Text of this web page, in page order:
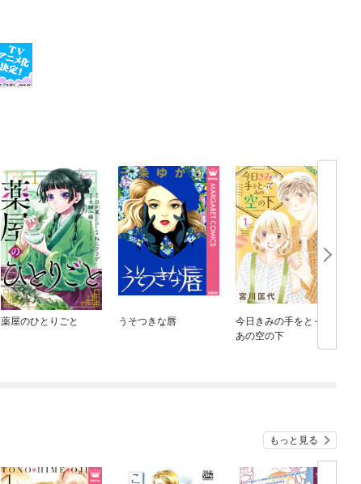
薬屋のひとりごと うそつきな唇
今日きみの手をとって
あの空の下
もっと見る